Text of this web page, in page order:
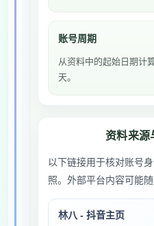
账号周期
从资料中的起始日期计
天。
资料来源
以下链接用于核对账号
照。外部平台内容可能随
林八 - 抖音主页